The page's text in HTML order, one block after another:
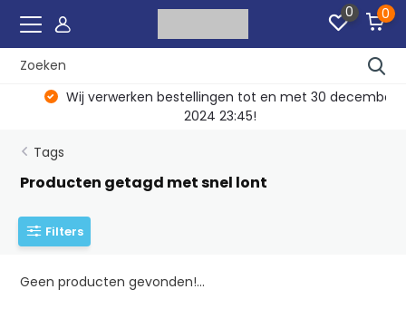
0 0
Wij verwerken bestellingen tot en met 30 december
2024 23:45!
Tags
Producten getagd met snel lont
Filters
Geen producten gevonden!...